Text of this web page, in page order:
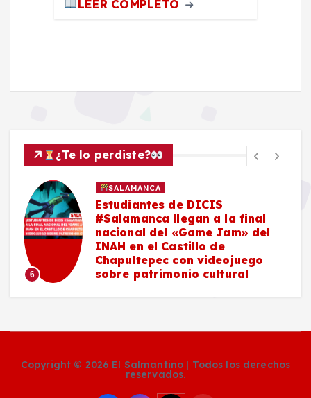
LEER COMPLETO
¿Te lo perdiste?
6
SALAMANCA
Estudiantes de DICIS
#Salamanca llegan a la final
nacional del «Game Jam» del
INAH en el Castillo de
Chapultepec con videojuego
sobre patrimonio cultural
Copyright © 2026 El Salmantino | Todos los derechos
reservados.